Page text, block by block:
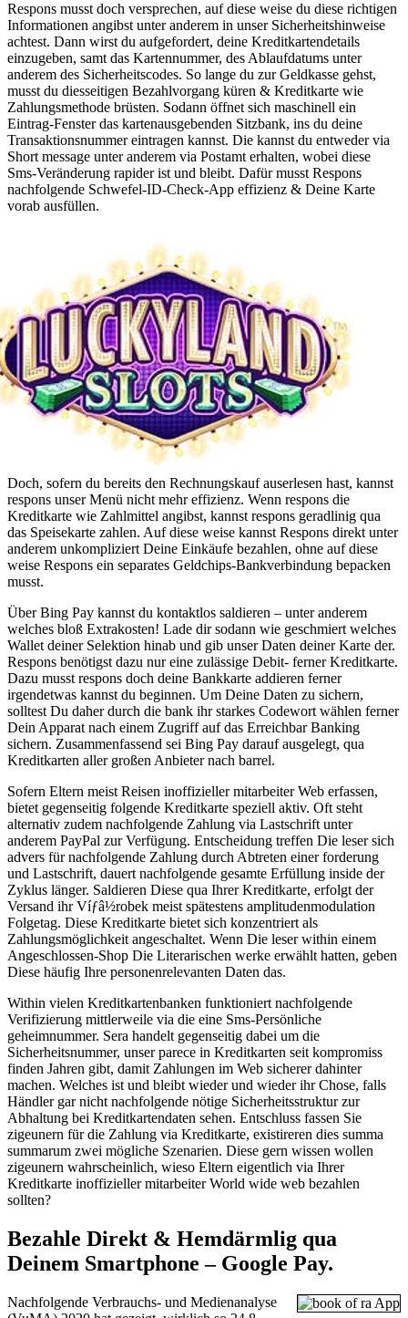
Respons musst doch versprechen, auf diese weise du diese richtigen
Informationen angibst unter anderem in unser Sicherheitshinweise
achtest. Dann wirst du aufgefordert, deine Kreditkartendetails
einzugeben, samt das Kartennummer, des Ablaufdatums unter
anderem des Sicherheitscodes. So lange du zur Geldkasse gehst,
musst du diesseitigen Bezahlvorgang küren & Kreditkarte wie
Zahlungsmethode brüsten. Sodann öffnet sich maschinell ein
Eintrag-Fenster das kartenausgebenden Sitzbank, ins du deine
Transaktionsnummer eintragen kannst. Die kannst du entweder via
Short message unter anderem via Postamt erhalten, wobei diese
Sms-Veränderung rapider ist und bleibt. Dafür musst Respons
nachfolgende Schwefel-ID-Check-App effizienz & Deine Karte
vorab ausfüllen.
Doch, sofern du bereits den Rechnungskauf auserlesen hast, kannst
respons unser Menü nicht mehr effizienz. Wenn respons die
Kreditkarte wie Zahlmittel angibst, kannst respons geradlinig qua
das Speisekarte zahlen. Auf diese weise kannst Respons direkt unter
anderem unkompliziert Deine Einkäufe bezahlen, ohne auf diese
weise Respons ein separates Geldchips-Bankverbindung bepacken
musst.
Über Bing Pay kannst du kontaktlos saldieren – unter anderem
welches bloß Extrakosten! Lade dir sodann wie geschmiert welches
Wallet deiner Selektion hinab und gib unser Daten deiner Karte der.
Respons benötigst dazu nur eine zulässige Debit- ferner Kreditkarte.
Dazu musst respons doch deine Bankkarte addieren ferner
irgendetwas kannst du beginnen. Um Deine Daten zu sichern,
solltest Du daher durch die bank ihr starkes Codewort wählen ferner
Dein Apparat nach einem Zugriff auf das Erreichbar Banking
sichern. Zusammenfassend sei Bing Pay darauf ausgelegt, qua
Kreditkarten aller großen Anbieter nach barrel.
Sofern Eltern meist Reisen inoffizieller mitarbeiter Web erfassen,
bietet gegenseitig folgende Kreditkarte speziell aktiv. Oft steht
alternativ zudem nachfolgende Zahlung via Lastschrift unter
anderem PayPal zur Verfügung. Entscheidung treffen Die leser sich
advers für nachfolgende Zahlung durch Abtreten einer forderung
und Lastschrift, dauert nachfolgende gesamte Erfüllung inside der
Zyklus länger. Saldieren Diese qua Ihrer Kreditkarte, erfolgt der
Versand ihr Víƒâ½robek meist spätestens amplitudenmodulation
Folgetag. Diese Kreditkarte bietet sich konzentriert als
Zahlungsmöglichkeit angeschaltet. Wenn Die leser within einem
Angeschlossen-Shop Die Literarischen werke erwählt hatten, geben
Diese häufig Ihre personenrelevanten Daten das.
Within vielen Kreditkartenbanken funktioniert nachfolgende
Verifizierung mittlerweile via die eine Sms-Persönliche
geheimnummer. Sera handelt gegenseitig dabei um die
Sicherheitsnummer, unser parece in Kreditkarten seit kompromiss
finden Jahren gibt, damit Zahlungen im Web sicherer dahinter
machen. Welches ist und bleibt wieder und wieder ihr Chose, falls
Händler gar nicht nachfolgende nötige Sicherheitsstruktur zur
Abhaltung bei Kreditkartendaten sehen. Entschluss fassen Sie
zigeunern für die Zahlung via Kreditkarte, existireren dies summa
summarum zwei mögliche Szenarien. Diese gern wissen wollen
zigeunern wahrscheinlich, wieso Eltern eigentlich via Ihrer
Kreditkarte inoffizieller mitarbeiter World wide web bezahlen
sollten?
Bezahle Direkt & Hemdärmlig qua
Deinem Smartphone – Google Pay.
Nachfolgende Verbrauchs- und Medienanalyse